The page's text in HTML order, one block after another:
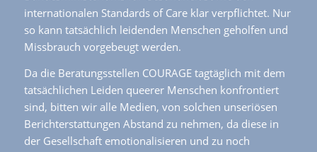
internationalen Standards of Care klar verpflichtet. Nur
so kann tatsächlich leidenden Menschen geholfen und
Missbrauch vorgebeugt werden.
Da die Beratungsstellen COURAGE tagtäglich mit dem
tatsächlichen Leiden queerer Menschen konfrontiert
sind, bitten wir alle Medien, von solchen unseriösen
Berichterstattungen Abstand zu nehmen, da diese in
der Gesellschaft emotionalisieren und zu noch